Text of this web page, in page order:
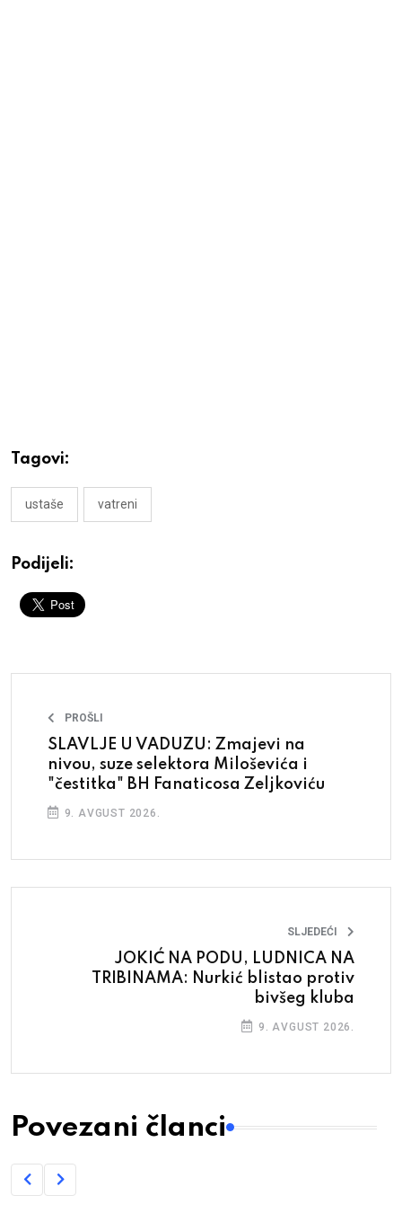
Tagovi:
ustaše vatreni
Podijeli:
PROŠLI
SLAVLJE U VADUZU: Zmajevi na
nivou, suze selektora Miloševića i
"čestitka" BH Fanaticosa Zeljkoviću
9. AVGUST 2026.
SLJEDEĆI
JOKIĆ NA PODU, LUDNICA NA
TRIBINAMA: Nurkić blistao protiv
bivšeg kluba
9. AVGUST 2026.
Povezani članci